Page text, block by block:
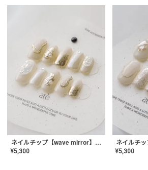
ネイルチップ【wave mirror】AE-CONA-04
¥5,300 ¥5,300